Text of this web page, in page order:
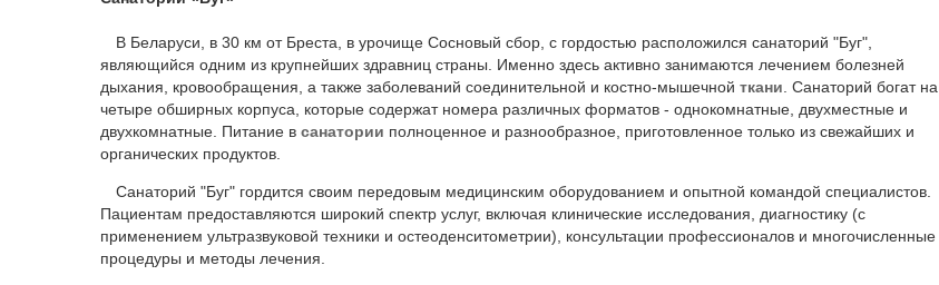
В Беларуси, в 30 км от Бреста, в урочище Сосновый сбор, с гордостью расположился санаторий "Буг",
являющийся одним из крупнейших здравниц страны. Именно здесь активно занимаются лечением болезней
дыхания, кровообращения, а также заболеваний соединительной и костно-мышечнойткани. Санаторий богат на
четыре обширных корпуса, которые содержат номера различных форматов - однокомнатные, двухместные и
двухкомнатные. Питание всанатории полноценное и разнообразное, приготовленное только из свежайших и
органических продуктов.
Санаторий "Буг" гордится своим передовым медицинским оборудованием и опытной командой специалистов.
Пациентам предоставляются широкий спектр услуг, включая клинические исследования, диагностику (с
применением ультразвуковой техники и остеоденситометрии), консультации профессионалов и многочисленные
процедуры и методы лечения.